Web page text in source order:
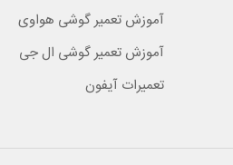
آموزش تعمیر گوشی هواوی
آموزش تعمیر گوشی ال جی
تعمیرات آیفون